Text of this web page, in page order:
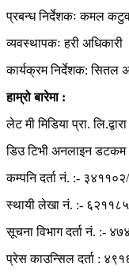
प्रबन्ध निर्देशकः कमल
व्यवस्थापकः हरी अधिकारी
कार्यक्रम निर्देशक: सितल
हाम्रो बारेमा :
लेट मी मिडिया प्रा.
डिउ टिभी अनलाइन डटकम
कम्पनि दर्ता नं. :-
स्थायी लेखा नं. :-
सूचना विभाग दर्ता नं. :-
प्रेस काउन्सिल दर्ता :